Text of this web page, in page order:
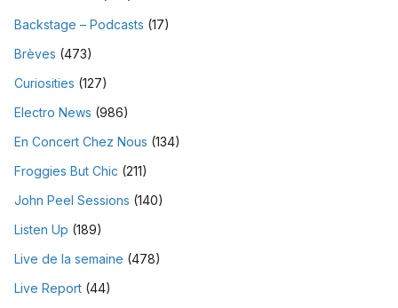
Backstage – Podcasts (17)
Brèves (473)
Curiosities (127)
Electro News (986)
En Concert Chez Nous (134)
Froggies But Chic (211)
John Peel Sessions (140)
Listen Up (189)
Live de la semaine (478)
Live Report (44)